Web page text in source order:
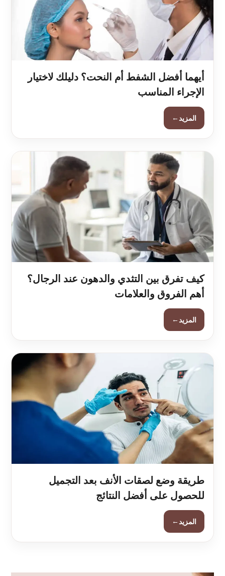
أيهما أفضل الشفط أم النحت؟ دليلك لاختيار
الإجراء المناسب
المزيد←
كيف تفرق بين التثدي والدهون عند الرجال؟
أهم الفروق والعلامات
المزيد←
طريقة وضع لصقات الأنف بعد التجميل
للحصول على أفضل النتائج
المزيد←